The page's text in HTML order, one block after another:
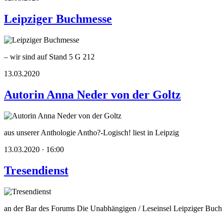
Leipziger Buchmesse
– wir sind auf Stand 5 G 212
13.03.2020
Autorin Anna Neder von der Goltz
aus unserer Anthologie Antho?-Logisch! liest in Leipzig
13.03.2020 · 16:00
Tresendienst
an der Bar des Forums Die Unabhängigen / Leseinsel Leipziger